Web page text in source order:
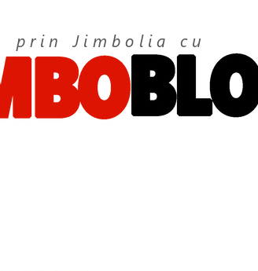
prin Jimbolia cu